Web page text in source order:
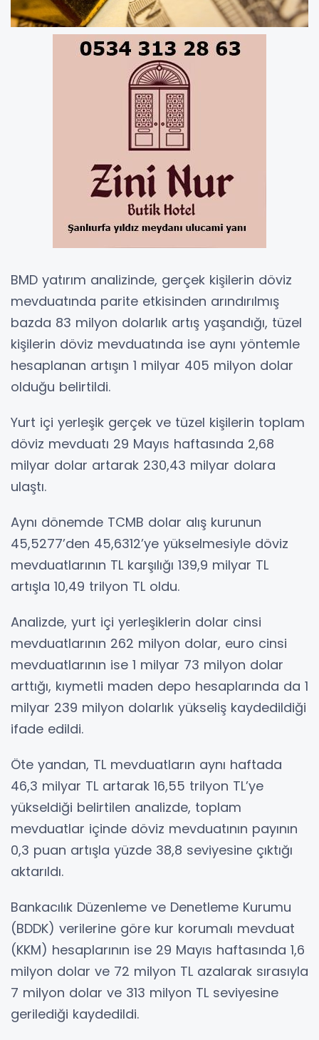
BMD yatırım analizinde, gerçek kişilerin döviz
mevduatında parite etkisinden arındırılmış
bazda 83 milyon dolarlık artış yaşandığı, tüzel
kişilerin döviz mevduatında ise aynı yöntemle
hesaplanan artışın 1 milyar 405 milyon dolar
olduğu belirtildi.
Yurt içi yerleşik gerçek ve tüzel kişilerin toplam
döviz mevduatı 29 Mayıs haftasında 2,68
milyar dolar artarak 230,43 milyar dolara
ulaştı.
Aynı dönemde TCMB dolar alış kurunun
45,5277’den 45,6312’ye yükselmesiyle döviz
mevduatlarının TL karşılığı 139,9 milyar TL
artışla 10,49 trilyon TL oldu.
Analizde, yurt içi yerleşiklerin dolar cinsi
mevduatlarının 262 milyon dolar, euro cinsi
mevduatlarının ise 1 milyar 73 milyon dolar
arttığı, kıymetli maden depo hesaplarında da 1
milyar 239 milyon dolarlık yükseliş kaydedildiği
ifade edildi.
Öte yandan, TL mevduatların aynı haftada
46,3 milyar TL artarak 16,55 trilyon TL’ye
yükseldiği belirtilen analizde, toplam
mevduatlar içinde döviz mevduatının payının
0,3 puan artışla yüzde 38,8 seviyesine çıktığı
aktarıldı.
Bankacılık Düzenleme ve Denetleme Kurumu
(BDDK) verilerine göre kur korumalı mevduat
(KKM) hesaplarının ise 29 Mayıs haftasında 1,6
milyon dolar ve 72 milyon TL azalarak sırasıyla
7 milyon dolar ve 313 milyon TL seviyesine
gerilediği kaydedildi.